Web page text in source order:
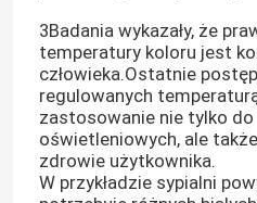
Aktualności
Poprosić o wycenę
wysoki cri led pasek
3Badania wykazały, że
temperatury koloru jest
człowieka.Ostatnie
regulowanych
zastosowanie nie tylko
oświetleniowych, ale
zdrowie użytkownika.
W przykładzie sypialni